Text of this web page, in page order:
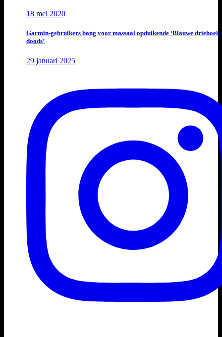
18 mei 2020
Garmin-gebruikers bang voor massaal opduikende ‘Blauwe driehoek
doods’
29 januari 2025